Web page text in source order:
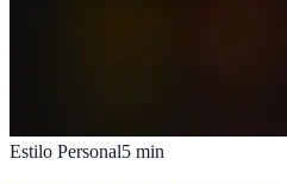
Estilo Personal5 min